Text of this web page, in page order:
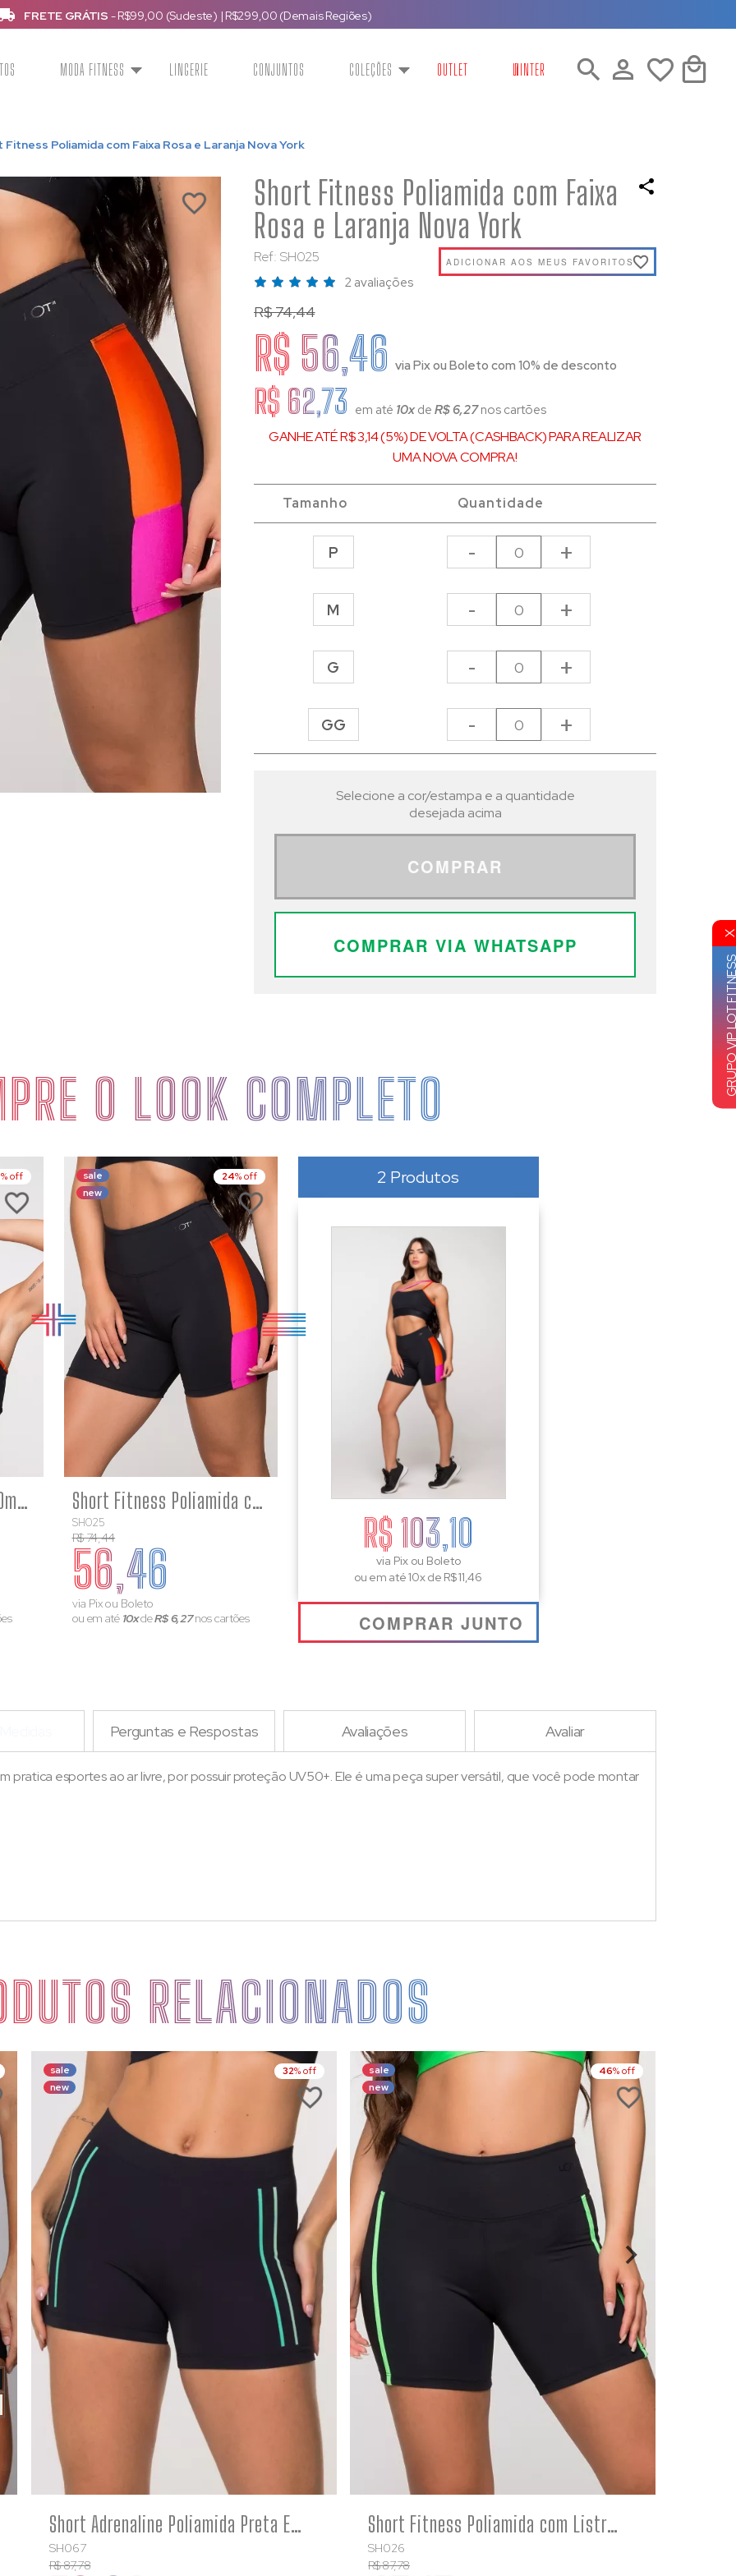
FRETE GRÁTIS - R$99,00 (Sudeste) | R$299,00 (Demais Regiões)
MODA FITNESS LINGERIE CONJUNTOS COLEÇÕES OUTLET WINTER
Poliamida com Faixa Rosa e Laranja Nova York
Short Fitness Poliamida com Faixa
Rosa e Laranja Nova York
Ref: SH025
2 avaliações
ADICIONAR AOS MEUS FAVORITOS
R$ 74,44
R$ 56,46 via Pix ou Boleto com 10% de desconto
R$ 62,73 em até 10xde R$ 6,27nos cartões
GANHE ATÉ R$ 3,14 (5%) DE VOLTA (CASHBACK) PARA REALIZAR
UMA NOVA COMPRA!
Tamanho Quantidade
P - +
M - +
G - +
GG - +
Selecione a cor/estampa e a quantidade
desejada acima
COMPRAR
COMPRAR VIA WHATSAPP
O LOOK COMPLETO
% off
Top Fitness Poliamida Ombro Só Laranja e Rosa Nova York
sale
new
24% off
Short Fitness Poliamida com Faixa Rosa e Laranja Nova York
SH025
R$ 74,44
56,46
via Pix ou Boleto
ou em até 10xdeR$ 6,27nos cartões
COMPRE
2 Produtos
R$ 103,10
via Pix ou Boleto
ou em até 10x de R$ 11,46
COMPRAR JUNTO
Perguntas e Respostas Avaliações Avaliar
pratica esportes ao ar livre, por possuir proteção UV50+. Ele é uma peça super versátil, que você pode montar
RELACIONADOS
sale
new
32% off
Short Adrenaline Poliamida Preta Estampa Verde Degrade Crossfit
SH067
R$ 87,78
COMPRE
sale
new
46% off
Short Fitness Poliamida com Listra Verde Roma
SH026
R$ 87,78
COMPRE
GRUPO